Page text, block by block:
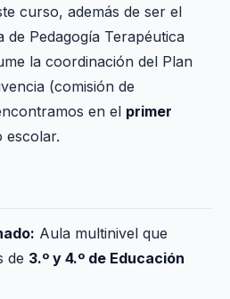
curso, además de ser el
de Pedagogía Terapéutica
la coordinación del Plan
(comisión de
en el primer
escolar.
Aula multinivel que
de 3.º y 4.º de Educación